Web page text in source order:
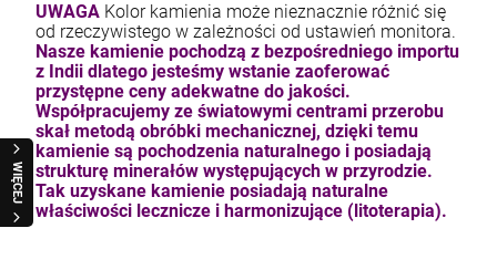
WIĘCEJ
UWAGA Kolor kamienia może nieznacznie różnić się
od rzeczywistego w zależności od ustawień monitora.
Nasze kamienie pochodzą z bezpośredniego importu
z Indii dlatego jesteśmy wstanie zaoferować
przystępne ceny adekwatne do jakości.
Współpracujemy ze światowymi centrami przerobu
skał metodą obróbki mechanicznej, dzięki temu
kamienie są pochodzenia naturalnego i posiadają
strukturę minerałów występujących w przyrodzie.
Tak uzyskane kamienie posiadają naturalne
właściwości lecznicze i harmonizujące (litoterapia).